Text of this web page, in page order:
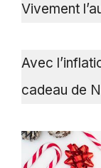
Vivement
Avec
cadeau de